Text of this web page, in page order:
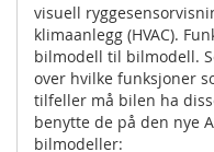
visuell
klimaanlegg (HVAC).
bilmodell til bilmodell.
over hvilke funksjoner
tilfeller må bilen ha
benytte de på den nye
bilmodeller: